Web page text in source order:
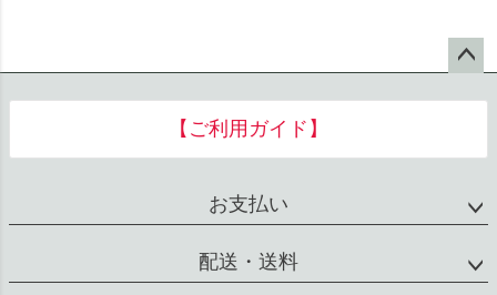
へ
【ご利用ガイド】
お支払い
配送・送料